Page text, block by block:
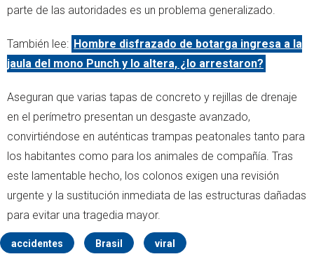
parte de las autoridades es un problema generalizado.
También lee: Hombre disfrazado de botarga ingresa a la
jaula del mono Punch y lo altera, ¿lo arrestaron?
Aseguran que varias tapas de concreto y rejillas de drenaje
en el perímetro presentan un desgaste avanzado,
convirtiéndose en auténticas trampas peatonales tanto para
los habitantes como para los animales de compañía. Tras
este lamentable hecho, los colonos exigen una revisión
urgente y la sustitución inmediata de las estructuras dañadas
para evitar una tragedia mayor.
accidentes Brasil viral